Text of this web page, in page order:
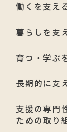
働くを支え
暮らしを支
育つ・学ぶ
長期的に支
支援の専門
ための取り